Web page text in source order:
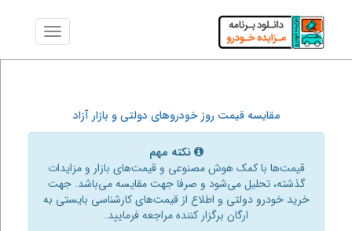
مقایسه قیمت روز خودروهای دولتی و بازار آزاد
نکته مهم
قیمت‌ها با کمک هوش مصنوعی و قیمت‌های بازار و مزایدات
گذشته، تحلیل می‌شود و صرفا جهت مقایسه می‌باشد. جهت
خرید خودرو دولتی و اطلاع از قیمت‌های کارشناسی بایستی به
ارگان برگزار کننده مراجعه فرمایید.